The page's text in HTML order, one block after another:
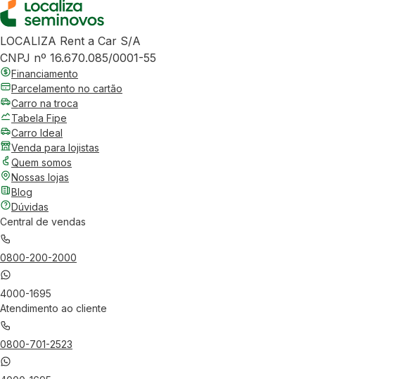
LOCALIZA Rent a Car S/A
CNPJ nº 16.670.085/0001-55
Financiamento
Parcelamento no cartão
Carro na troca
Tabela Fipe
Carro Ideal
Venda para lojistas
Quem somos
Nossas lojas
Blog
Dúvidas
Central de vendas
0800-200-2000
4000-1695
Atendimento ao cliente
0800-701-2523